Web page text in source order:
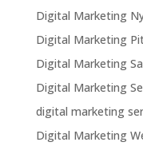
Digital Marketing
Digital Marketing
Digital Marketing
Digital Marketing
digital marketing
Digital Marketing